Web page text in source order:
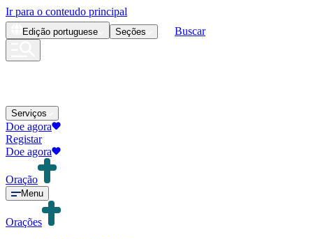
Ir para o conteudo principal
Edição portuguese Seções Buscar
Serviços
Doe agora
Registar
Doe agora
Oração
Menu
Orações